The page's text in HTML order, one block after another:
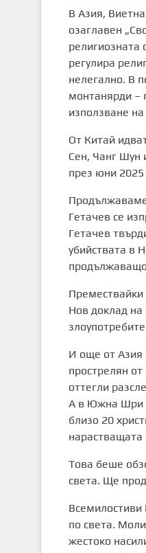
В Азия,
озаглавен
религиозната
регулира
нелегално. В
монтанярди –
използване
От Китай
Сен, Чанг Шун
през юни 2025
Гетачев се
Гетачев
убийствата в
Премествайки
Нов доклад на
И още от Азия
прострелян
оттегли
А в Южна Шри
близо 20
нарастващата
Това беше
света. Ще
по света.
жестоко